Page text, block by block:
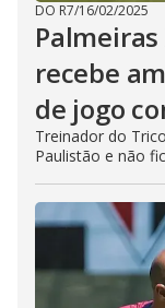
DO R7/16/02/2025
Palmeiras
recebe
de jogo
Treinador do
Paulistão e não